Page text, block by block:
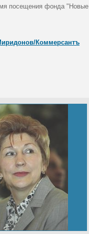
посещения фонда "Новые
Коммерсантъ